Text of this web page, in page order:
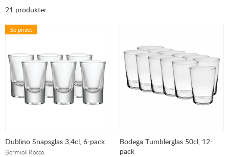
21 produkter
Se priset
Dublino Snapsglas 3,4cl, 6-pack
Bormioli Rocco
Bodega Tumblerglas 50cl, 12-
pack